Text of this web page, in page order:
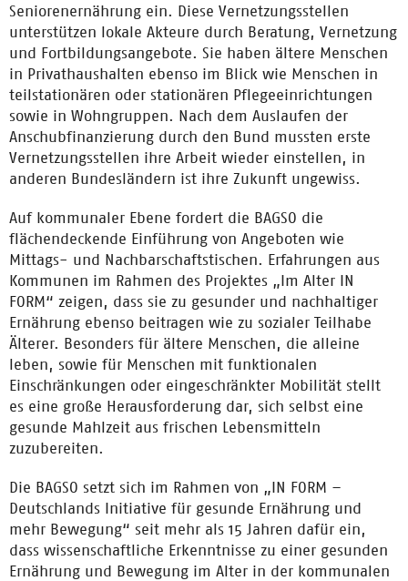
Seniorenernährung ein. Diese Vernetzungsstellen
unterstützen lokale Akteure durch Beratung, Vernetzung
und Fortbildungsangebote. Sie haben ältere Menschen
in Privathaushalten ebenso im Blick wie Menschen in
teilstationären oder stationären Pflegeeinrichtungen
sowie in Wohngruppen. Nach dem Auslaufen der
Anschubfinanzierung durch den Bund mussten erste
Vernetzungsstellen ihre Arbeit wieder einstellen, in
anderen Bundesländern ist ihre Zukunft ungewiss.
Auf kommunaler Ebene fordert die BAGSO die
flächendeckende Einführung von Angeboten wie
Mittags- und Nachbarschaftstischen. Erfahrungen aus
Kommunen im Rahmen des Projektes „Im Alter IN
FORM“ zeigen, dass sie zu gesunder und nachhaltiger
Ernährung ebenso beitragen wie zu sozialer Teilhabe
Älterer. Besonders für ältere Menschen, die alleine
leben, sowie für Menschen mit funktionalen
Einschränkungen oder eingeschränkter Mobilität stellt
es eine große Herausforderung dar, sich selbst eine
gesunde Mahlzeit aus frischen Lebensmitteln
zuzubereiten.
Die BAGSO setzt sich im Rahmen von „IN FORM –
Deutschlands Initiative für gesunde Ernährung und
mehr Bewegung“ seit mehr als 15 Jahren dafür ein,
dass wissenschaftliche Erkenntnisse zu einer gesunden
Ernährung und Bewegung im Alter in der kommunalen